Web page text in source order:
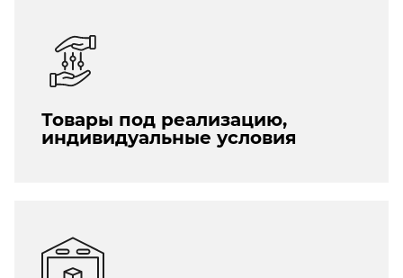
Товары под реализацию,
индивидуальные условия